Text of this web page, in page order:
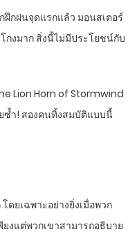
กฝนจุดแรกแล้ว มอนสเตอร์
กงมาก สิ่งนี้ไม่มีประโยชน์กับ
Lion Horn of Stormwind
ซ้ำ! สองคนทิ้งสมบัติแบบนี้
ยเฉพาะอย่างยิ่งเมื่อพวก
ยงแต่พวกเขาสามารถอธิบาย